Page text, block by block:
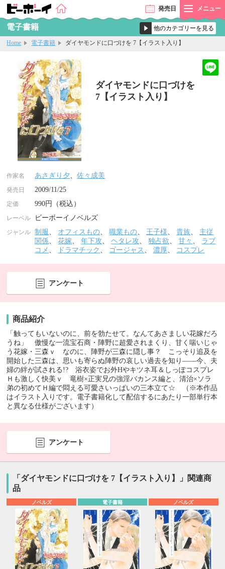
発売日 メニュー
電子書籍
Home 電子書籍 ダイヤモンドに口づけを 7【イラスト入り】
ダイヤモンドに口づけを
7【イラスト入り】
作家名 あさぎり夕、佐々成美
発売日 2009/11/25
定価 990円（税込）
レーベル ビーボーイノベルズ
ジャンル 制服、 オフィスもの、職業もの、 王子様、貴族、 主従
関係、花嫁、年下攻、ヘタレ攻、独占欲、甘々 、 ラブ
コメ 、 ドラマチック 、 ゴージャス 、濃厚、 コスプレ
アンケート
商品紹介
「触ってもいないのに、前を勃たせて。なんてあさましい花嫁だろ
うね」 傲慢な一流宝石商・陣野に超愛されまくり、甘く喘いじゃ
う花嫁・三森ｖ なのに、陣野が三森に隠し事？ こっそり追及を
開始した三森は、思いも寄らぬ陣野の哀しい過去を知り――今、夫
婦の絆が試される!? 浴衣姿でお外Hやキツネ耳＆しっぽコスプレ
Ｈも激しく快美ｖ 竜樹×正実兄の強淫バカンス編と、清治×ソラ
弟の初めてＨ編で悶える可愛さいっぱいの三本立て☆ （※本作品
はイラスト入りです。電子書籍化して配信するにあたり一部単行本
と異なる仕様がございます）
アンケート
「ダイヤモンドに口づけを 7【イラスト入り】」関連商
品
ノベルズ 電子書籍 ノベルズ